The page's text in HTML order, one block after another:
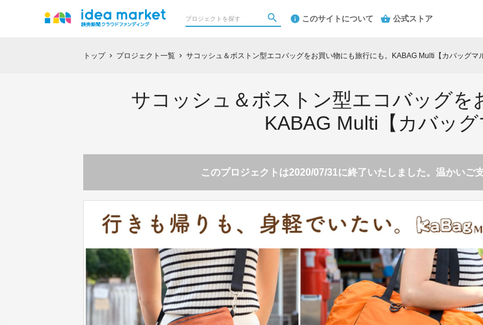
このサイトについて 公式ストア
トップ chevron_right プロジェクト一覧 chevron_right サコッシュ＆ボストン型エコバッグをお買い物にも旅行にも。KABAG Multi【カバッグマ
サコッシュ＆ボストン型エコバッグを
KABAG Multi【カバッグ
このプロジェクトは2020/07/31に終了いたしました。温かいご